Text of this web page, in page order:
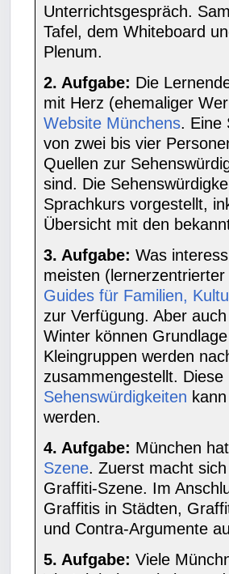
Unterrichtsgespräch.
Tafel, dem Whiteboard
Plenum.
2. Aufgabe: Die
mit Herz (ehemaliger
Website Münchens. Eine
von zwei bis vier
Quellen zur
sind. Die
Sprachkurs vorgestellt,
Übersicht mit den
3. Aufgabe: Was
meisten
Guides für Familien,
zur Verfügung. Aber
Winter können
Kleingruppen werden
zusammengestellt. Diese
Sehenswürdigkeiten
werden.
4. Aufgabe: München
Szene. Zuerst macht
Graffiti-Szene. Im
Graffitis in Städten,
und Contra-Argumente
5. Aufgabe: Viele